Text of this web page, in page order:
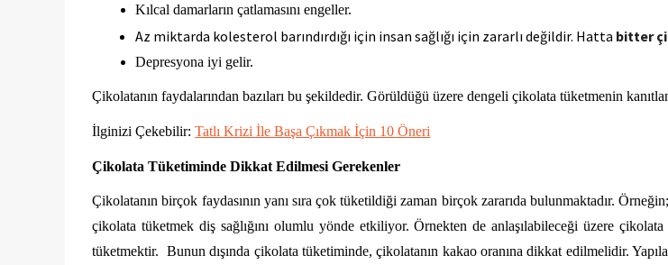
Kılcal damarların çatlamasını engeller.
Az miktarda kolesterol barındırdığı için insan sağlığı için zararlı değildir. Hatta bitter
Depresyona iyi gelir.
Çikolatanın faydalarından bazıları bu şekildedir. Görüldüğü üzere dengeli çikolata tüketmenin
İlginizi Çekebilir: Tatlı Krizi İle Başa Çıkmak İçin 10 Öneri
Çikolata Tüketiminde Dikkat Edilmesi Gerekenler
Çikolatanın birçok faydasının yanı sıra çok tüketildiği zaman birçok zararıda bulunmaktadır.
çikolata tüketmek diş sağlığını olumlu yönde etkiliyor. Örnekten de anlaşılabileceği üzere
tüketmektir.  Bunun dışında çikolata tüketiminde, çikolatanın kakao oranına dikkat edilmelidir.